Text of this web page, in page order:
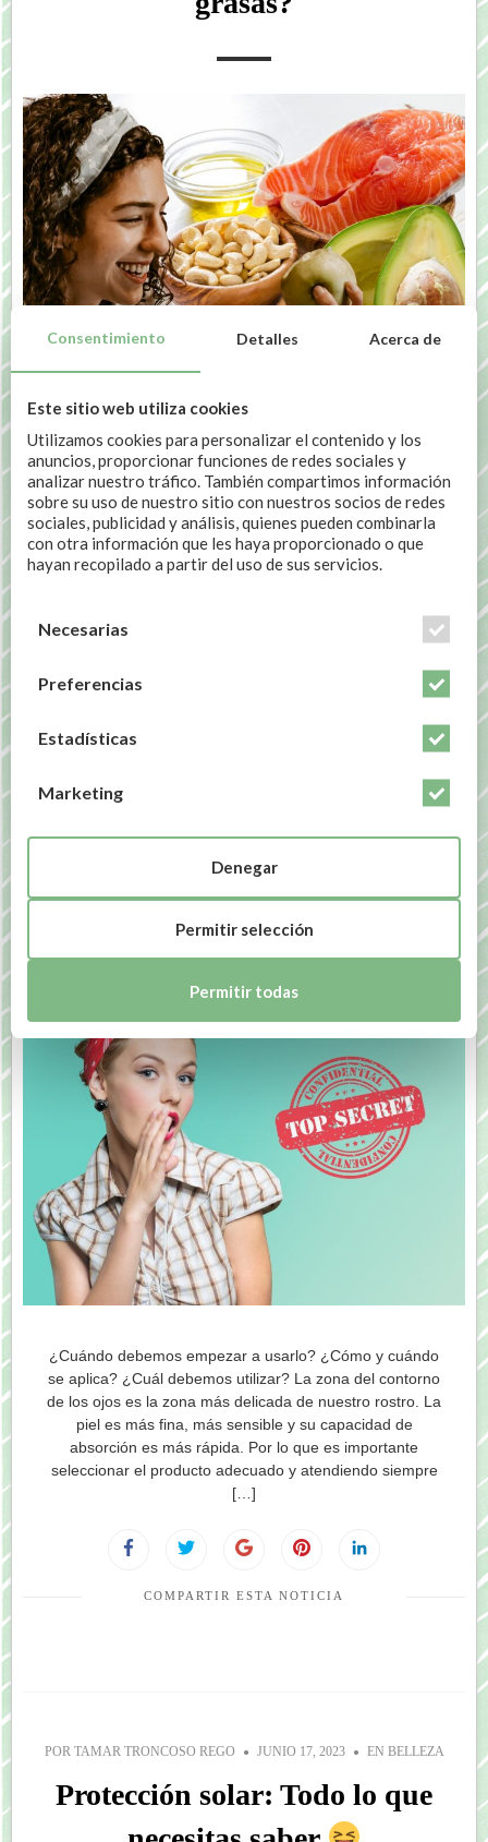
Hace ya tiempo las grasas fueron el macronutriente
demonizado y el miedo a consumirlas hizo llegar al
mercado cientos de productos light o 0% materia grasa
etc. Pero, ahora que estamos en la época de la sobre
información, ha llegado el momento de desmentir y de
Guía Básica de Contorno de Ojos
¿Cuándo debemos empezar a usarlo? ¿Cómo y cuándo
se aplica? ¿Cuál debemos utilizar? La zona del contorno
de los ojos es la zona más delicada de nuestro rostro. La
piel es más fina, más sensible y su capacidad de
absorción es más rápida. Por lo que es importante
seleccionar el producto adecuado y atendiendo siempre
[…]
COMPARTIR ESTA NOTICIA
POR TAMAR TRONCOSO REGO JUNIO 17, 2023 EN BELLEZA
Protección solar: Todo lo que
Consentimiento Detalles Acerca de
Este sitio web utiliza cookies
Utilizamos cookies para personalizar el contenido y los
anuncios, proporcionar funciones de redes sociales y
analizar nuestro tráfico. También compartimos información
sobre su uso de nuestro sitio con nuestros socios de redes
sociales, publicidad y análisis, quienes pueden combinarla
con otra información que les haya proporcionado o que
hayan recopilado a partir del uso de sus servicios.
Necesarias
Preferencias
Estadísticas
Marketing
Denegar
Permitir selección
Permitir todas